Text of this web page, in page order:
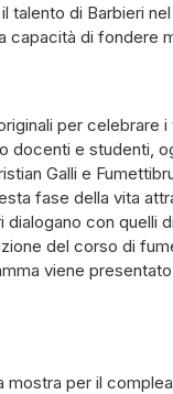
talento di Barbieri
capacità di fondere
per celebrare
docenti e studenti,
Galli e
fase della vita
dialogano con
del corso di
viene
mostra per il